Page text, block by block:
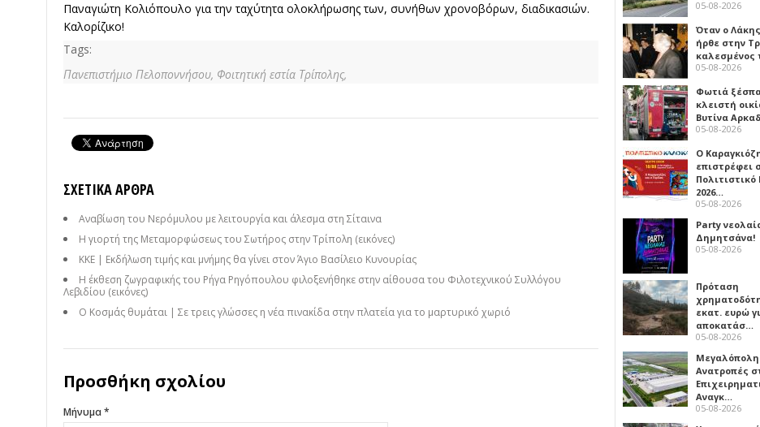
Παναγιώτη Κολιόπουλο για την ταχύτητα ολοκλήρωσης των, συνήθων χρονοβόρων, διαδικασιών.
Καλορίζικο!
Tags:
Πανεπιστήμιο Πελοποννήσου, Φοιτητική εστία Τρίπολης,
ΣΧΕΤΙΚΆ ΆΡΘΡΑ
Αναβίωση του Νερόμυλου με λειτουργία και άλεσμα στη Σίταινα
Η γιορτή της Μεταμορφώσεως του Σωτήρος στην Τρίπολη (εικόνες)
ΚΚΕ | Εκδήλωση τιμής και μνήμης θα γίνει στον Άγιο Βασίλειο Κυνουρίας
Η έκθεση ζωγραφικής του Ρήγα Ρηγόπουλου φιλοξενήθηκε στην αίθουσα του Φιλοτεχνικού Συλλόγου
Λεβιδίου (εικόνες)
Ο Κοσμάς θυμάται | Σε τρεις γλώσσες η νέα πινακίδα στην πλατεία για το μαρτυρικό χωριό
Προσθήκη σχολίου
Μήνυμα *
05-08-2026
Όταν ο
ήρθε στην
καλεσμένος
05-08-2026
Φωτιά
κλειστή
Βυτίνα
05-08-2026
Ο
επιστρέφει
Πολιτιστικό
2026…
05-08-2026
Party
Δημητσάνα!
05-08-2026
Πρόταση
εκατ. ευρώ
αποκατάσ…
05-08-2026
Ανατροπές
Αναγκ…
05-08-2026